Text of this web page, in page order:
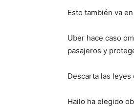
Esto también va
Uber hace caso
pasajeros y
Descarta las
Hailo ha elegido